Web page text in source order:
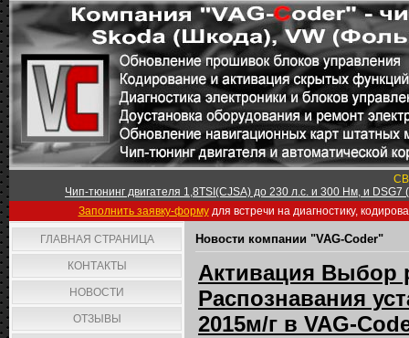
Чип-тюнинг двигателя 1,8TSI(CJSA) до 230 л.с. и 300 Нм, и
Заполнить заявку-формудля встречи на диагностику,
ГЛАВНАЯ СТРАНИЦА
КОНТАКТЫ
НОВОСТИ
ОТЗЫВЫ
Новости компании "VAG-Coder"
Активация Выбор
Распознавания
2015м/г в VAG-